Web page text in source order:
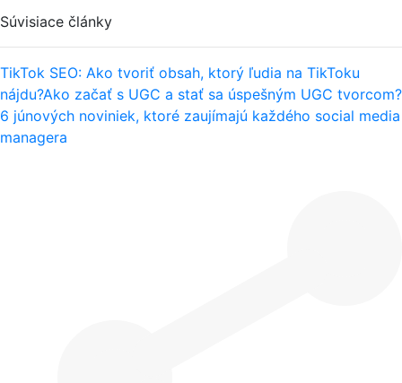
Súvisiace články
TikTok SEO: Ako tvoriť obsah, ktorý ľudia na TikToku
nájdu?Ako začať s UGC a stať sa úspešným UGC tvorcom?
6 júnových noviniek, ktoré zaujímajú každého social media
managera